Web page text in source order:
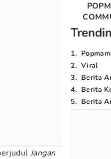
Jangan
1.
2. Viral
3. Berita
4. Berita
5. Berita